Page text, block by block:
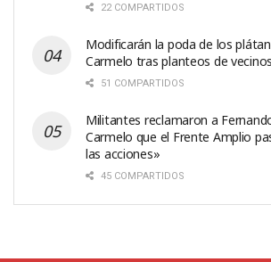
22 COMPARTIDOS
Modificarán la poda de los
Carmelo tras planteos de vecinos
51 COMPARTIDOS
Militantes reclamaron a
Carmelo que el Frente Amplio
las acciones»
45 COMPARTIDOS